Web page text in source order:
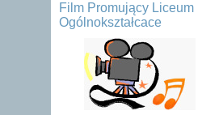
Film Promujący Liceum
Ogólnokształcace